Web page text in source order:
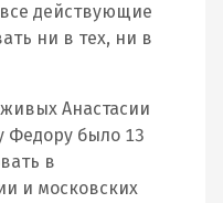
действующие
ни в тех, ни в
Анастасии
Федору было 13
в
и московских